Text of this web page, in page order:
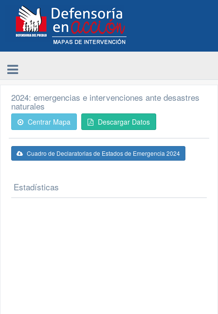
2024: emergencias e intervenciones ante desastres
naturales
Centrar Mapa Descargar Datos
Cuadro de Declaratorias de Estados de Emergencia 2024
Estadísticas